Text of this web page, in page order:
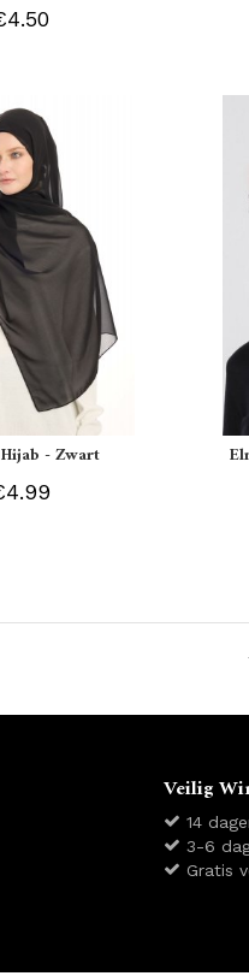
- Zwart
Veilig
14
3-6
Gratis